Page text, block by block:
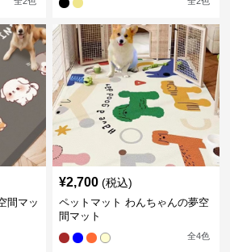
間マッ
¥2,700 (税込)
ペットマット わんちゃんの夢空
間マット
全4色